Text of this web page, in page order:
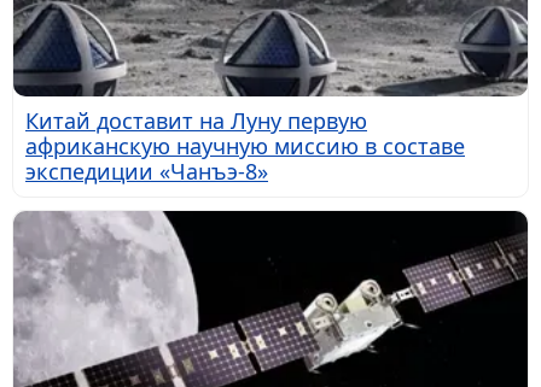
Китай доставит на Луну первую
африканскую научную миссию в составе
экспедиции «Чанъэ-8»